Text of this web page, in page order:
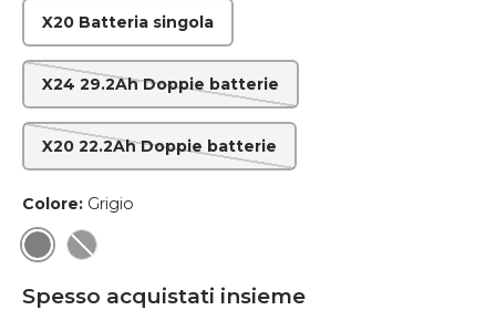
X20 Batteria singola
X24 29.2Ah Doppie batterie
X20 22.2Ah Doppie batterie
Colore: Grigio
GrigioNero
Spesso acquistati insieme